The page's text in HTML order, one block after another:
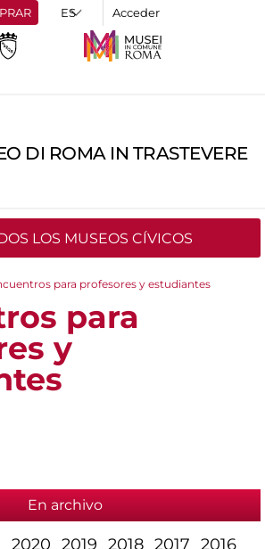
Acceder
DI ROMA IN TRASTEVERE
LOS MUSEOS CÍVICOS
para profesores y estudiantes
para
y
En archivo
2020 2019 2018 2017 2016